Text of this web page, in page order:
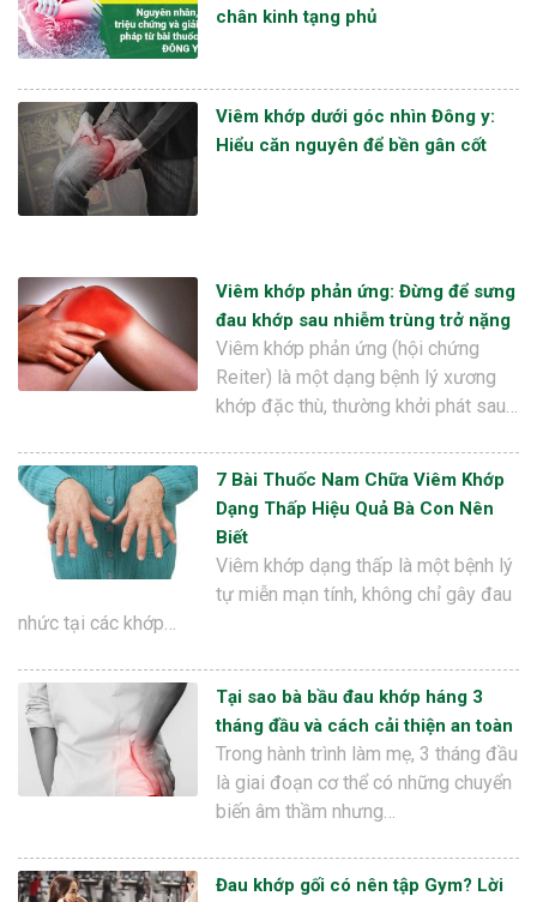
chân kinh tạng phủ
Viêm khớp dưới góc nhìn Đông y:
Hiểu căn nguyên để bền gân cốt
Viêm khớp phản ứng: Đừng để sưng
đau khớp sau nhiễm trùng trở nặng
Viêm khớp phản ứng (hội chứng
Reiter) là một dạng bệnh lý xương
khớp đặc thù, thường khởi phát sau…
7 Bài Thuốc Nam Chữa Viêm Khớp
Dạng Thấp Hiệu Quả Bà Con Nên
Biết
Viêm khớp dạng thấp là một bệnh lý
tự miễn mạn tính, không chỉ gây đau
nhức tại các khớp…
Tại sao bà bầu đau khớp háng 3
tháng đầu và cách cải thiện an toàn
Trong hành trình làm mẹ, 3 tháng đầu
là giai đoạn cơ thể có những chuyển
biến âm thầm nhưng…
Đau khớp gối có nên tập Gym? Lời